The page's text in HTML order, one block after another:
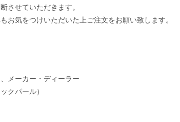
させていただきます。
気をつけいただいた上ご注文をお願い致します。
メーカー・ディーラー
クパール）